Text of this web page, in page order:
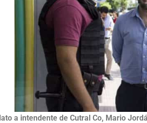
a intendente de Cutral Co, Mario